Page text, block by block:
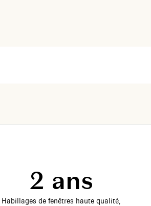
2 ans
Habillages de fenêtres haute qualité,